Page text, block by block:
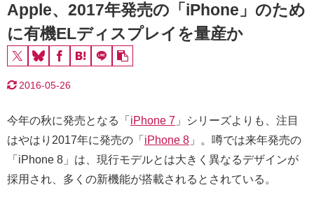
Apple、2017年発売の「iPhone」のため
に有機ELディスプレイを量産か
2016-05-26
今年の秋に発売となる「 iPhone 7 」シリーズよりも、注目
はやはり2017年に発売の「 iPhone 8 」。噂では来年発売の
「iPhone 8」は、現行モデルとは大きく異なるデザインが
採用され、多くの新機能が搭載されるとされている。